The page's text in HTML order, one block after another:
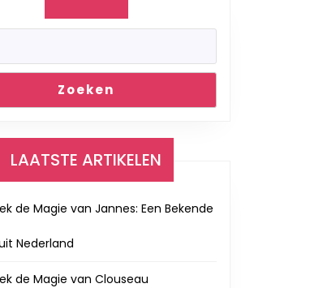
Zoeken
LAATSTE ARTIKELEN
de Magie van Jannes: Een Bekende
Nederland
de Magie van Clouseau